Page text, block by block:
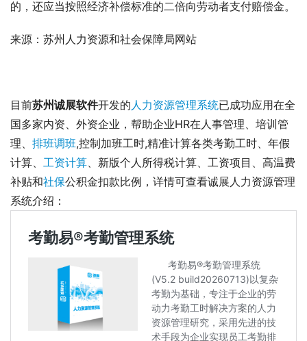
的，还应当按照经济补偿标准的二倍向劳动者支付赔偿金。
来源：苏州人力资源和社会保障局网站
目前苏州诚展软件开发的 人力资源管理系统已成功应用在全
国多家内资、外资企业，帮助企业HR在人事管理、培训管
理、 排班调班,控制加班工时,精准计算各类考勤工时、年假
计算、 工资计算 、新版个人所得税计算、工资项目、高温费
补贴和社保公积金扣款比例，详情可查看诚展人力资源管理
系统介绍：